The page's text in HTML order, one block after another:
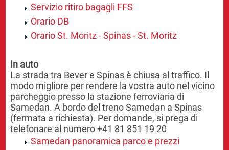
Servizio ritiro bagagli FFS
Orario DB
Orario St. Moritz - Spinas - St. Moritz
In auto
La strada tra Bever e Spinas è chiusa al traffico. Il
modo migliore per rendere la vostra auto nel vicino
parcheggio presso la stazione ferroviaria di
Samedan. A bordo del treno Samedan a Spinas
(fermata a richiesta). Per domande, si prega di
telefonare al numero +41 81 851 19 20
Samedan panoramica parco e prezzi